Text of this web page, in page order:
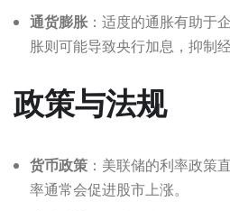
通货膨胀 ：适度的通胀有助于
胀则可能导致央行加息，抑制经
政策与法规
货币政策 ：美联储的利率政策
率通常会促进股市上涨。